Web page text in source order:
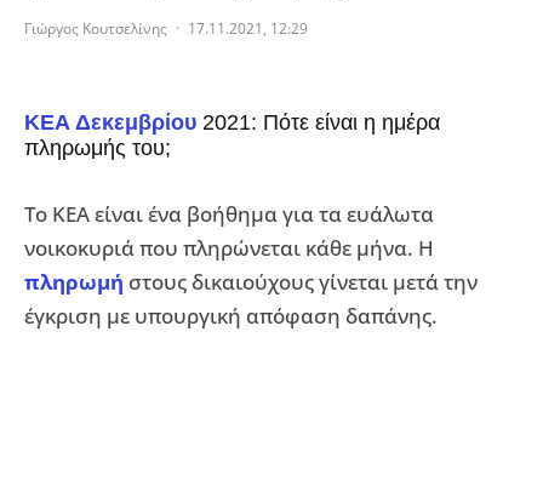
Γιώργος Κουτσελίνης · 17.11.2021, 12:29
ΚΕΑ Δεκεμβρίου 2021: Πότε είναι η ημέρα
πληρωμής του;
Το ΚΕΑ είναι ένα βοήθημα για τα ευάλωτα
νοικοκυριά που πληρώνεται κάθε μήνα. Η
πληρωμή στους δικαιούχους γίνεται μετά την
έγκριση με υπουργική απόφαση δαπάνης.